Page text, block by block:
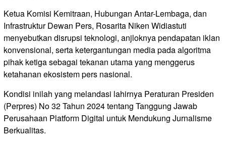
Ketua Komisi Kemitraan, Hubungan Antar-Lembaga, dan
Infrastruktur Dewan Pers, Rosarita Niken Widiastuti
menyebutkan disrupsi teknologi, anjloknya pendapatan iklan
konvensional, serta ketergantungan media pada algoritma
pihak ketiga sebagai tekanan utama yang menggerus
ketahanan ekosistem pers nasional.
Kondisi inilah yang melandasi lahirnya Peraturan Presiden
(Perpres) No 32 Tahun 2024 tentang Tanggung Jawab
Perusahaan Platform Digital untuk Mendukung Jurnalisme
Berkualitas.